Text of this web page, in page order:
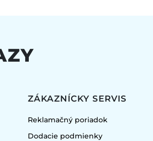
ZÁKAZNÍCKY SERVIS
Reklamačný poriadok
Dodacie podmienky